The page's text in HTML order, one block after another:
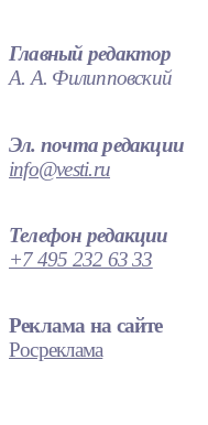
Главный редактор
А. А. Филипповский
Эл. почта редакции
info@vesti.ru
Телефон редакции
+7 495 232 63 33
Реклама на сайте
Росреклама